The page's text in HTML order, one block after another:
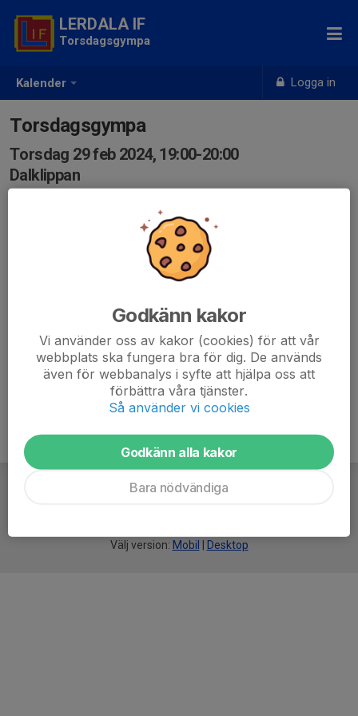
Kalender Logga in
LERDALA IF
Torsdagsgympa
Torsdagsgympa
Torsdag 29 feb 2024, 19:00-20:00
Dalklippan
Välj version: Mobil Desktop
Godkänn kakor
Vi använder oss av kakor (cookies) för att vår
webbplats ska fungera bra för dig. De används
även för webbanalys i syfte att hjälpa oss att
förbättra våra tjänster.
Så använder vi cookies
Godkänn alla kakor
Bara nödvändiga